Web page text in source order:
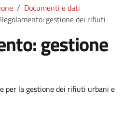
Documenti e dati
Regolamento: gestione dei rifiuti
gestione
per la gestione dei rifiuti urbani e